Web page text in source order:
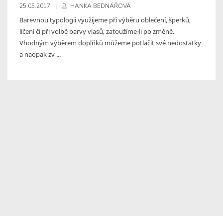
25.05.2017 HANKA BEDNÁŘOVÁ
Barevnou typologii využijeme při výběru oblečení, šperků,
líčení či při volbě barvy vlasů, zatoužíme-li po změně.
Vhodným výběrem doplňků můžeme potlačit své nedostatky
a naopak zv ...